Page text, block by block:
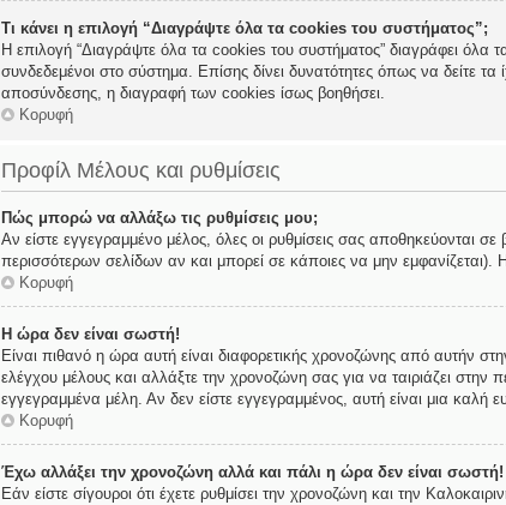
Τι κάνει η επιλογή “Διαγράψτε όλα τα cookies του συστήματος”;
Η επιλογή “Διαγράψτε όλα τα cookies του συστήματος” διαγράφει όλα
συνδεδεμένοι στο σύστημα. Επίσης δίνει δυνατότητες όπως να δείτε
αποσύνδεσης, η διαγραφή των cookies ίσως βοηθήσει.
Κορυφή
Προφίλ Μέλους και ρυθμίσεις
Πώς μπορώ να αλλάξω τις ρυθμίσεις μου;
Αν είστε εγγεγραμμένο μέλος, όλες οι ρυθμίσεις σας αποθηκεύονται
περισσότερων σελίδων αν και μπορεί σε κάποιες να μην εμφανίζεται).
Κορυφή
Η ώρα δεν είναι σωστή!
Είναι πιθανό η ώρα αυτή είναι διαφορετικής χρονοζώνης από αυτήν
ελέγχου μέλους και αλλάξτε την χρονοζώνη σας για να ταιριάζει
εγγεγραμμένα μέλη. Αν δεν είστε εγγεγραμμένος, αυτή είναι μια καλή
Κορυφή
Έχω αλλάξει την χρονοζώνη αλλά και πάλι η ώρα δεν είναι σωστή!
Εάν είστε σίγουροι ότι έχετε ρυθμίσει την χρονοζώνη και την